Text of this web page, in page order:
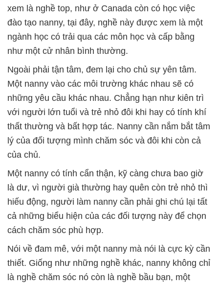
xem là nghề top, như ở Canada còn có học việc
đào tạo nanny, tại đây, nghề này được xem là một
ngành học có trải qua các môn học và cấp bằng
như một cử nhân bình thường.
Ngoài phải tận tâm, đem lại cho chủ sự yên tâm.
Một nanny vào các môi trường khác nhau sẽ có
những yêu cầu khác nhau. Chẳng hạn như kiên trì
với người lớn tuổi và trẻ nhỏ đôi khi hay có tính khí
thất thường và bất hợp tác. Nanny cần nắm bắt tâm
lý của đối tượng mình chăm sóc và đôi khi còn cả
của chủ.
Một nanny có tính cẩn thận, kỹ càng chưa bao giờ
là dư, vì người già thường hay quên còn trẻ nhỏ thì
hiếu động, người làm nanny cần phải ghi chú lại tất
cả những biểu hiện của các đối tượng này để chọn
cách chăm sóc phù hợp.
Nói về đam mê, với một nanny mà nói là cực kỳ cần
thiết. Giống như những nghề khác, nanny không chỉ
là nghề chăm sóc nó còn là nghề bầu bạn, một